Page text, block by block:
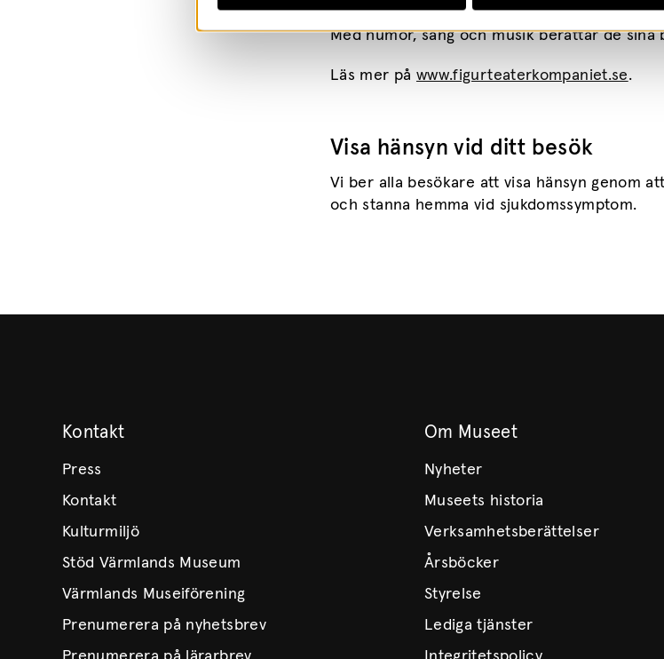
– 8 år. De tar alltid upp enkla ämnen som är
Med humor, sång och musik berättar de sina
Läs mer på www.figurteaterkompaniet.se.
Visa hänsyn vid ditt besök
Vi ber alla besökare att visa hänsyn genom
och stanna hemma vid sjukdomssymptom.
Kontakt
Press
Kontakt
Kulturmiljö
Stöd Värmlands Museum
Värmlands Museiförening
Prenumerera på nyhetsbrev
Om Museet
Nyheter
Museets historia
Verksamhetsberättelser
Årsböcker
Styrelse
Lediga tjänster